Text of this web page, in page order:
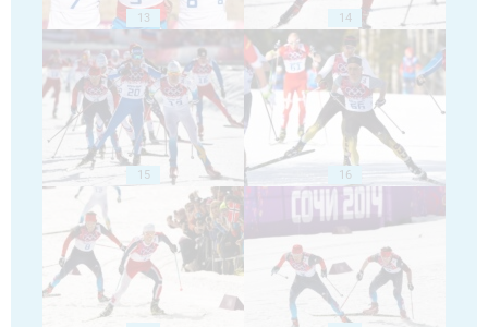
13 14
15 16